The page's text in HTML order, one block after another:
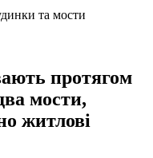
протягом
мости,
житлові